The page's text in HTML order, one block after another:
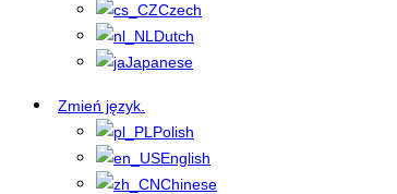
Czech
Dutch
Japanese
Zmień język.
Polish
English
Chinese